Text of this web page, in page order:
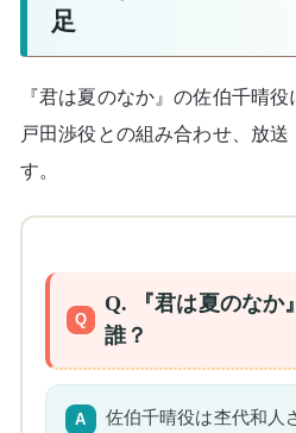
足
『君は夏のなか』の佐伯千晴役
戸田渉役との組み合わせ、放送
す。
Q. 『君は夏のなか
誰？
佐伯千晴役は杢代和人